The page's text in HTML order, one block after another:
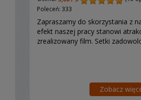
Poleceń: 333
Zapraszamy do skorzystania z
efekt naszej pracy stanowi
zrealizowany film. Setki
Zobacz